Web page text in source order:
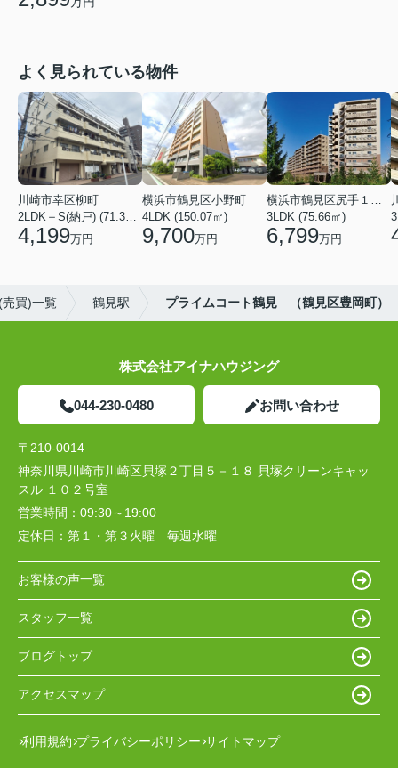
よく見られている物件
川崎市幸区柳町
4,199万円
横浜市鶴見区小野町
4LDK (150.07㎡)
9,700万円
3LDK (75.66㎡)
6,799万円
買)一覧 鶴見駅 プライムコート鶴見 （鶴見区豊岡町）
株式会社アイナハウジング
044-230-0480 お問い合わせ
〒210-0014
神奈川県川崎市川崎区貝塚２丁目５－１８ 貝塚クリーンキャッ
スル １０２号室
営業時間： 09:30～19:00
定休日： 第１・第３火曜 毎週水曜
お客様の声一覧
スタッフ一覧
ブログトップ
アクセスマップ
利用規約 プライバシーポリシー サイトマップ